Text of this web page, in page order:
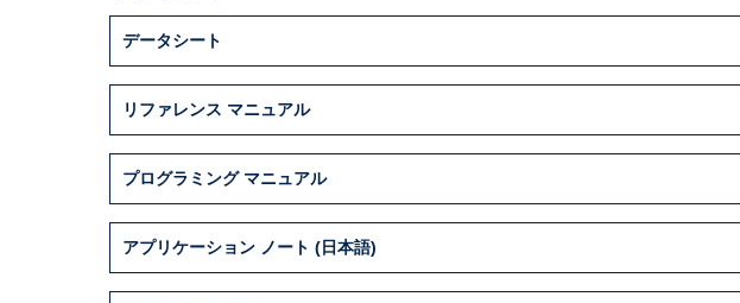
データシート
リファレンス マニュアル
プログラミング マニュアル
アプリケーション ノート (日本語)